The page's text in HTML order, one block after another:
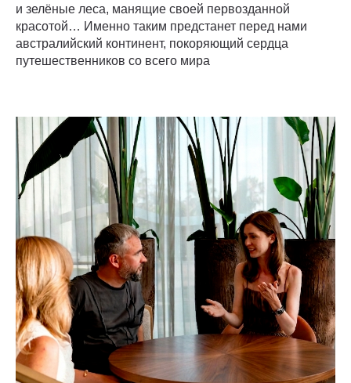
и зелёные леса, манящие своей первозданной
красотой… Именно таким предстанет перед нами
австралийский континент, покоряющий сердца
путешественников со всего мира